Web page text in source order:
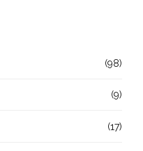
(98)
(9)
(17)